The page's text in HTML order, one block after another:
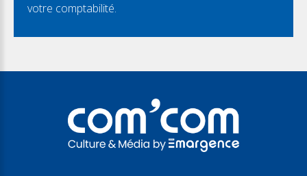
votre comptabilité.